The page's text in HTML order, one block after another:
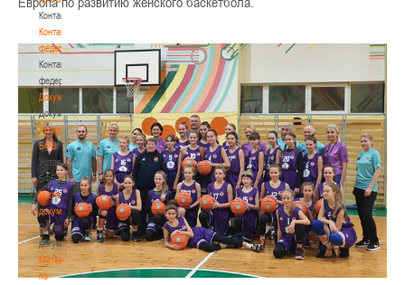
Контакты
Контакты
федерации
Контакты
федерации
Документы
Документы
Устав
БФБ
Устав
БФБ
Регламентирующие
документы
Регламентирующие
документы
Материалы
по